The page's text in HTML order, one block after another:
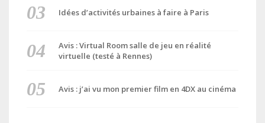
Idées d’activités urbaines à faire à Paris
Avis : Virtual Room salle de jeu en réalité
virtuelle (testé à Rennes)
Avis : j’ai vu mon premier film en 4DX au cinéma